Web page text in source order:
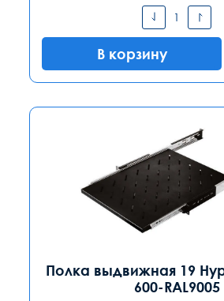
В корзину
Полка выдвижная 19
600-RAL9005